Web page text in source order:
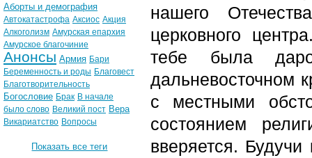
нашего
церковного
тебе была
дальневосточном
с местными
состоянием
вверяется.
Аборты и демография
Автокатастрофа Аксиос Акция
Алкоголизм Амурская епархия
Амурское благочиние
Анонсы Армия Бари
Беременность и роды Благовест
Благотворительность
Богословие Брак В начале
было слово Великий пост Вера
Викариатство Вопросы
Показать все теги